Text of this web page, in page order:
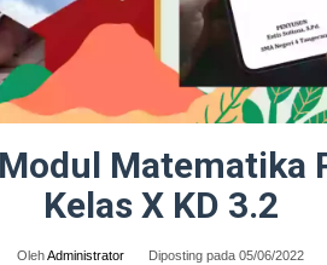
Matematika
Kelas X KD 3.2
OlehAdministrator Diposting pada 05/06/2022